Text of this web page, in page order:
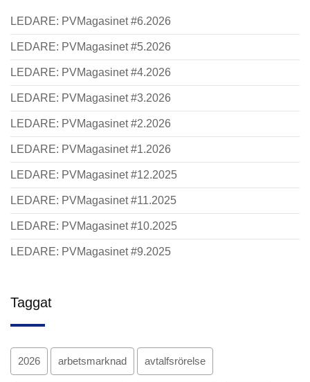
LEDARE: PVMagasinet #6.2026
LEDARE: PVMagasinet #5.2026
LEDARE: PVMagasinet #4.2026
LEDARE: PVMagasinet #3.2026
LEDARE: PVMagasinet #2.2026
LEDARE: PVMagasinet #1.2026
LEDARE: PVMagasinet #12.2025
LEDARE: PVMagasinet #11.2025
LEDARE: PVMagasinet #10.2025
LEDARE: PVMagasinet #9.2025
Taggat
2026 arbetsmarknad avtalfsrörelse